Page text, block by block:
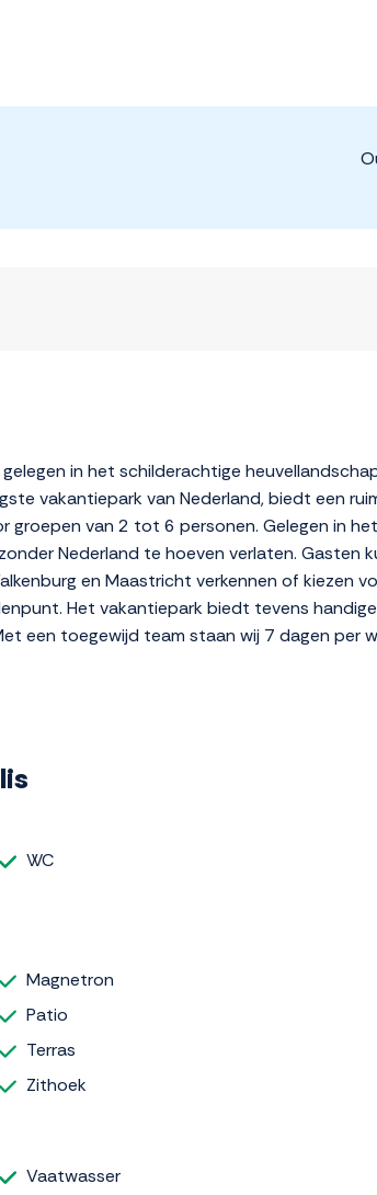
in het schilderachtige
vakantiepark van Nederland, biedt een
van 2 tot 6 personen. Gelegen in het
Nederland te hoeven verlaten. Gasten
en Maastricht verkennen of kiezen
Het vakantiepark biedt tevens
een toegewijd team staan wij 7 dagen per
WC
Magnetron
Patio
Terras
Zithoek
Vaatwasser